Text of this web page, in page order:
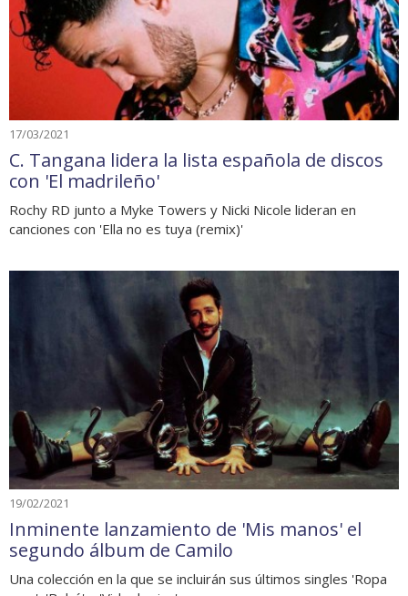
17/03/2021
C. Tangana lidera la lista española de discos
con 'El madrileño'
Rochy RD junto a Myke Towers y Nicki Nicole lideran en
canciones con 'Ella no es tuya (remix)'
19/02/2021
Inminente lanzamiento de 'Mis manos' el
segundo álbum de Camilo
Una colección en la que se incluirán sus últimos singles 'Ropa